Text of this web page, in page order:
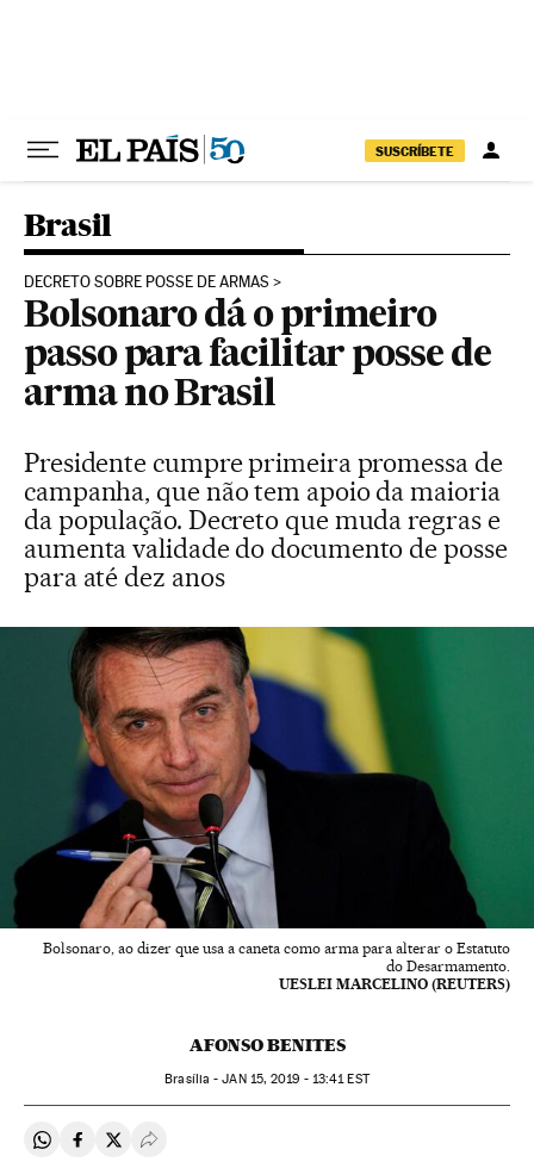
SUSCRÍBETE
Brasil
DECRETO SOBRE POSSE DE ARMAS
Bolsonaro dá o primeiro
passo para facilitar posse de
arma no Brasil
Presidente cumpre primeira promessa de
campanha, que não tem apoio da maioria
da população. Decreto que muda regras e
aumenta validade do documento de posse
para até dez anos
Bolsonaro, ao dizer que usa a caneta como arma para alterar o Estatuto
do Desarmamento.
UESLEI MARCELINO (REUTERS)
AFONSO BENITES
Brasília -JAN 15, 2019 - 13:41EST
Compartir en Whatsapp
Compartir en Facebook
Compartir en Twitter
Desplegar Redes Sociales